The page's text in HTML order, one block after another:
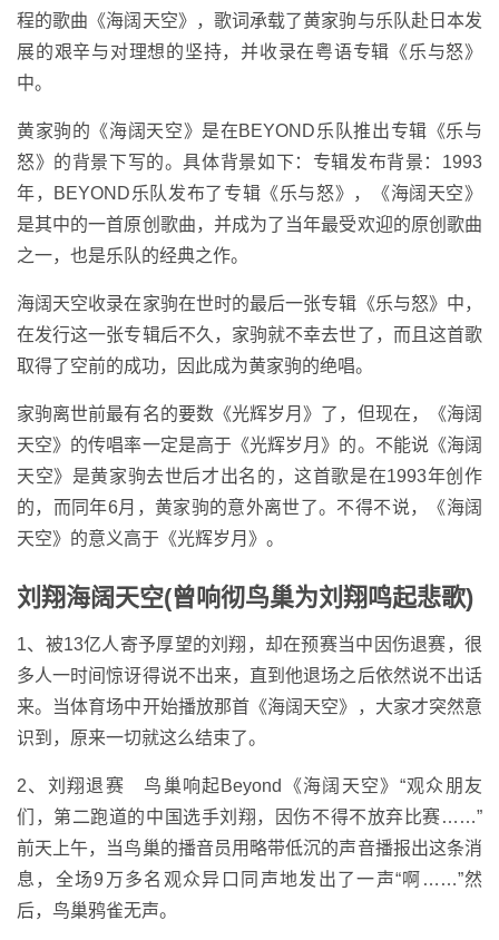
程的歌曲《海阔天空》，歌词承载了黄家驹与乐队赴日本发
展的艰辛与对理想的坚持，并收录在粤语专辑《乐与怒》
中。
黄家驹的《海阔天空》是在BEYOND乐队推出专辑《乐与
怒》的背景下写的。具体背景如下：专辑发布背景：1993
年，BEYOND乐队发布了专辑《乐与怒》，《海阔天空》
是其中的一首原创歌曲，并成为了当年最受欢迎的原创歌曲
之一，也是乐队的经典之作。
海阔天空收录在家驹在世时的最后一张专辑《乐与怒》中，
在发行这一张专辑后不久，家驹就不幸去世了，而且这首歌
取得了空前的成功，因此成为黄家驹的绝唱。
家驹离世前最有名的要数《光辉岁月》了，但现在，《海阔
天空》的传唱率一定是高于《光辉岁月》的。不能说《海阔
天空》是黄家驹去世后才出名的，这首歌是在1993年创作
的，而同年6月，黄家驹的意外离世了。不得不说，《海阔
天空》的意义高于《光辉岁月》。
刘翔海阔天空(曾响彻鸟巢为刘翔鸣起悲歌)
1、被13亿人寄予厚望的刘翔，却在预赛当中因伤退赛，很
多人一时间惊讶得说不出来，直到他退场之后依然说不出话
来。当体育场中开始播放那首《海阔天空》，大家才突然意
识到，原来一切就这么结束了。
2、刘翔退赛 鸟巢响起Beyond《海阔天空》“观众朋友
们，第二跑道的中国选手刘翔，因伤不得不放弃比赛……”
前天上午，当鸟巢的播音员用略带低沉的声音播报出这条消
息，全场9万多名观众异口同声地发出了一声“啊……”然
后，鸟巢鸦雀无声。